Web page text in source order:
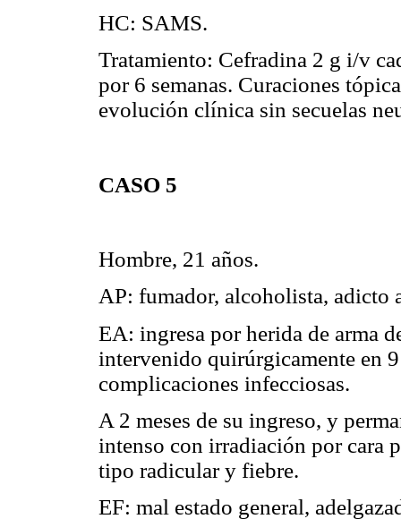
HC: SAMS.
Tratamiento: Cefradina 2 g i/v
por 6 semanas. Curaciones
evolución clínica sin secuelas
CASO 5
Hombre, 21 años.
AP: fumador, alcoholista, adicto
EA: ingresa por herida de arma
intervenido quirúrgicamente en
complicaciones infecciosas.
A 2 meses de su ingreso, y
intenso con irradiación por cara
tipo radicular y fiebre.
EF: mal estado general,